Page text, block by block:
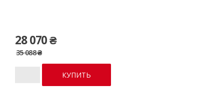
28 070 ₴
35 088 ₴